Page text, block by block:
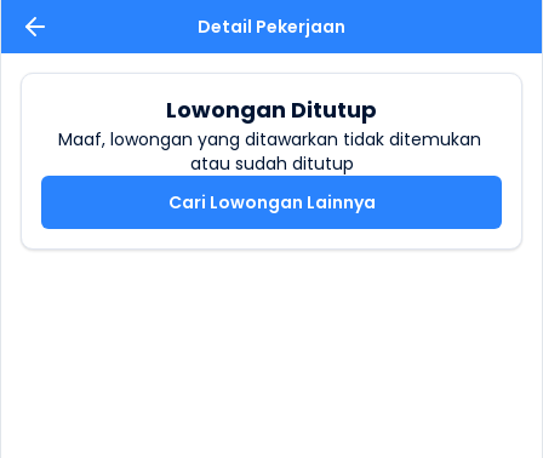
Detail Pekerjaan
Lowongan Ditutup
Maaf, lowongan yang ditawarkan tidak ditemukan
atau sudah ditutup
Cari Lowongan Lainnya